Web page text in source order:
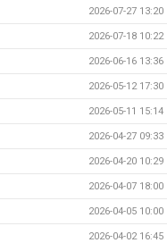
2026-07-27 13:20
2026-07-18 10:22
2026-06-16 13:36
2026-05-12 17:30
2026-05-11 15:14
2026-04-27 09:33
2026-04-20 10:29
2026-04-07 18:00
2026-04-05 10:00
2026-04-02 16:45